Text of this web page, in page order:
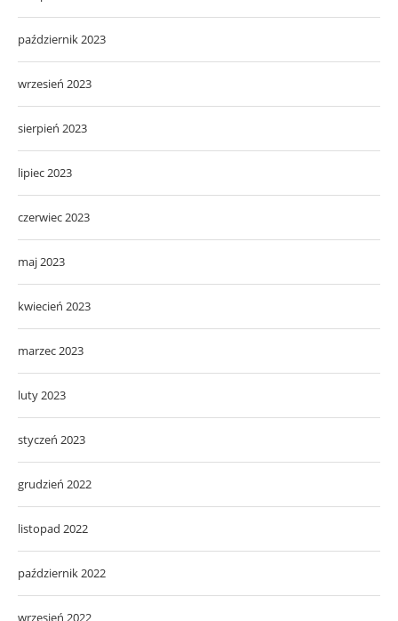
październik 2023
wrzesień 2023
sierpień 2023
lipiec 2023
czerwiec 2023
maj 2023
kwiecień 2023
marzec 2023
luty 2023
styczeń 2023
grudzień 2022
listopad 2022
październik 2022
wrzesień 2022